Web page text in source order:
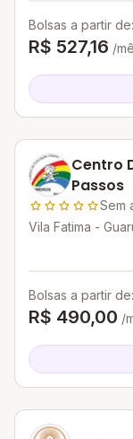
Bolsas a partir de:
R$ 527,16 /
Centro
Passos
Sem
Vila Fatima -
Bolsas a partir de:
R$ 490,00 /